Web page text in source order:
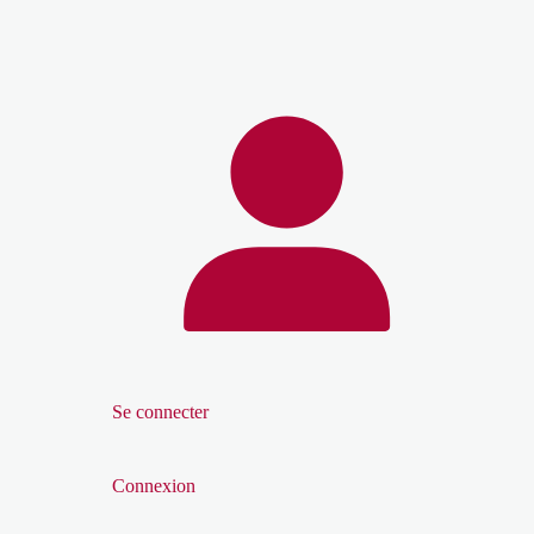
Se connecter
Connexion